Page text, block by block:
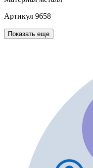
Артикул 9658
Показать еще